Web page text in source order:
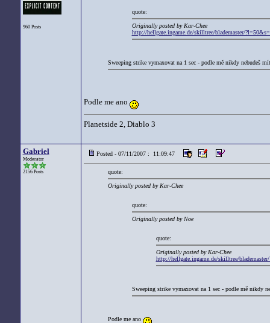
960 Posts
quote:
Originally posted by Kar-Chee
http://hellgate.ingame.de/skilltree/blademaster/
Sweeping strike vymaxovat na 1 sec - podle mě nikdy nebudeš
Podle me ano
Planetside 2, Diablo 3
Gabriel
Moderator
2156 Posts
Posted - 07/11/2007 : 11:09:47
quote:
Originally posted by Kar-Chee
quote:
Originally posted by Noe
quote:
Originally posted by Kar-Chee
http://hellgate.ingame.de/skilltree/
Sweeping strike vymaxovat na 1 sec - podle mě nikdy
Podle me ano